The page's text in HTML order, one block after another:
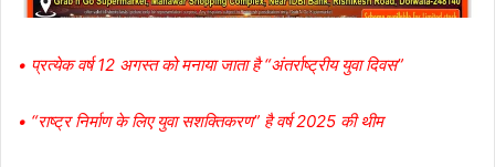
• प्रत्येक वर्ष 12 अगस्त को मनाया जाता है “अंतर्राष्ट्रीय युवा दिवस”
• “राष्ट्र निर्माण के लिए युवा सशक्तिकरण” है वर्ष 2025 की थीम